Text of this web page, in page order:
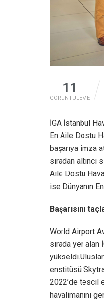
11
GÖRÜNTÜLEME
İGA İstanbul
En Aile Dostu
başarıya imza
sıradan altıncı
Aile Dostu
ise Dünyanın
Başarısını
World Airport
sırada yer alan
enstitüsü
2022’de tescil
havalimanını